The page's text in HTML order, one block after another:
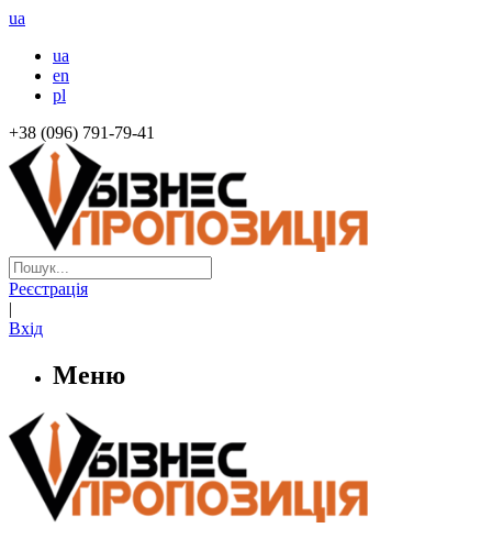
ua
ua
en
pl
+38 (096) 791-79-41
Реєстрація
|
Вхід
Меню